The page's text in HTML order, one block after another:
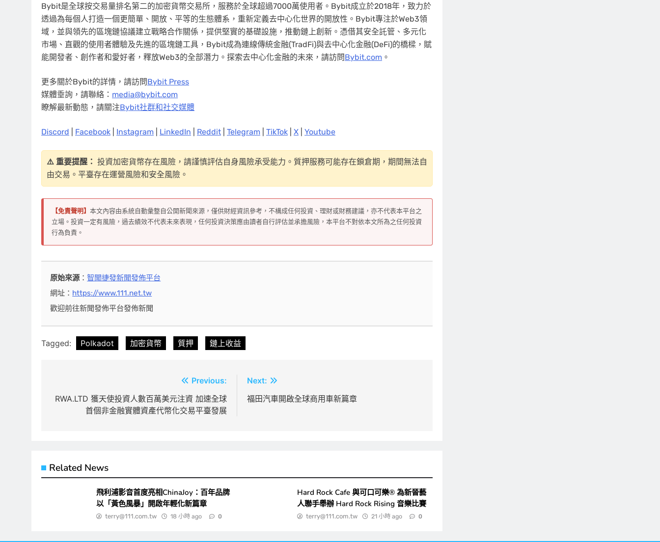
Bybit是全球按交易量排名第二的加密貨幣交易所，服務於全球超過7000萬使用者。Bybit成立於2018年，致力於
透過為每個人打造一個更簡單、開放、平等的生態體系，重新定義去中心化世界的開放性。Bybit專注於Web3領
域，並與領先的區塊鏈協議建立戰略合作關係，提供堅實的基礎設施，推動鏈上創新。憑借其安全託管、多元化
市場、直觀的使用者體驗及先進的區塊鏈工具，Bybit成為連線傳統金融(TradFi)與去中心化金融(DeFi)的橋樑，賦
能開發者、創作者和愛好者，釋放Web3的全部潛力。探索去中心化金融的未來，請訪問Bybit.com 。
更多關於Bybit的詳情，請訪問Bybit Press
媒體垂詢，請聯絡： media@bybit.com
瞭解最新動態，請關注Bybit社群和社交媒體
Discord Facebook Instagram LinkedIn Reddit Telegram TikTok X Youtube
⚠️ 重要提醒： 投資加密貨幣存在風險，請謹慎評估自身風險承受能力。質押服務可能存在鎖倉期，期間無法自
由交易。平臺存在運營風險和安全風險。
【免責聲明】 本文內容由系統自動彙整自公開新聞來源，僅供財經資訊參考，不構成任何投資、理財或財務建議，亦不代表本平台之
立場。投資一定有風險，過去績效不代表未來表現，任何投資決策應由讀者自行評估並承擔風險，本平台不對依本文所為之任何投資
行為負責。
原始來源 ：智聞捷發新聞發佈平台
網址： https://www.111.net.tw
歡迎前往新聞發佈平台發佈新聞
Tagged: Polkadot 加密貨幣 質押 鏈上收益
章
Previous:
RWA.LTD 獲天使投資人數百萬美元注資 加速全球
首個非金融實體資產代幣化交易平臺發展
Next:
福田汽車開啟全球商用車新篇章
Related News
飛利浦影音首度亮相ChinaJoy：百年品牌
以「黃色風暴」開啟年輕化新篇章
terry@111.com.tw 18 小時 ago 0
Hard Rock Cafe 與可口可樂® 為新晉藝
人聯手舉辦 Hard Rock Rising 音樂比賽
terry@111.com.tw 21 小時 ago 0